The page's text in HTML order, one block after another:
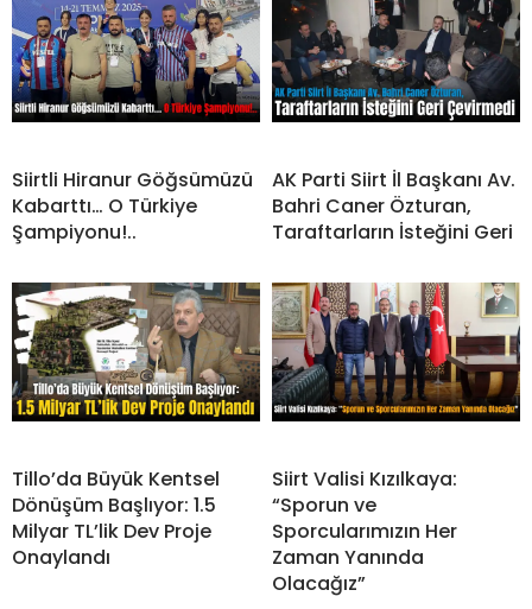
Siirtli Hiranur Göğsümüzü
Kabarttı… O Türkiye
Şampiyonu!..
AK Parti Siirt İl Başkanı Av.
Bahri Caner Özturan,
Taraftarların İsteğini Geri
Tillo’da Büyük Kentsel
Dönüşüm Başlıyor: 1.5
Milyar TL’lik Dev Proje
Onaylandı
Siirt Valisi Kızılkaya:
“Sporun ve
Sporcularımızın Her
Zaman Yanında
Olacağız”